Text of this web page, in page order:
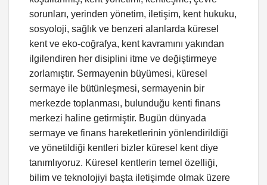
sorunları, yerinden yönetim, iletişim, kent hukuku,
sosyoloji, sağlık ve benzeri alanlarda küresel
kent ve eko-coğrafya, kent kavramını yakından
ilgilendiren her disiplini itme ve değiştirmeye
zorlamıştır. Sermayenin büyümesi, küresel
sermaye ile bütünleşmesi, sermayenin bir
merkezde toplanması, bulunduğu kenti finans
merkezi haline getirmiştir. Bugün dünyada
sermaye ve finans hareketlerinin yönlendirildiği
ve yönetildiği kentleri bizler küresel kent diye
tanımlıyoruz. Küresel kentlerin temel özelliği,
bilim ve teknolojiyi başta iletişimde olmak üzere